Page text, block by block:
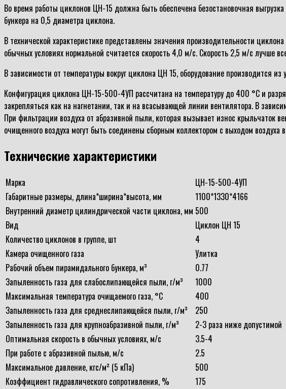
Во время работы циклонов ЦН-15 должна быть обеспечена безостановочная
бункера на 0,5 диаметра циклона.
В технической характеристике представлены значения производительности
обычных условиях нормальной считается скорость 4,0 м/с. Скорость 2,5 м/с лучше
В зависимости от температуры вокруг циклона ЦН 15, оборудование производится
Конфигурация циклона ЦН-15-500-4УП рассчитана на температуру до 400 °С и
закрепляться как на нагнетании, так и на всасывающей линии вентилятора. В
При фильтрации воздуха от абразивной пыли, которая вызывает износ крыльчаток
очищенного воздуха могут быть соединены сборным коллектором с выходом
Технические характеристики
Марка
ЦН-15-500-4УП
Габаритные размеры, длина*ширина*высота, мм
1100*1330*4166
Внутренний диаметр цилиндрической части циклона, мм 500
Вид
Циклон ЦН 15
Количество циклонов в группе, шт
4
Камера очищенного газа
Улитка
Рабочий объем пирамидального бункера, м³
0.77
Запыленность газа для слабослипающейся пыли, г/м³
1000
Максимальная температура очищаемого газа, °С
400
Запыленность газа для среднеслипающейся пыли, г/м³
250
Запыленность газа для крупноабразивной пыли, г/м³
2-3 раза ниже допустимой
Оптимальная скорость в обычных условиях, м/с
3.5-4
При работе с абразивной пылью, м/с
2.5
Максимальное давление, кгс/м² (5 кПа)
500
Коэффициент гидравлического сопротивления, %
175